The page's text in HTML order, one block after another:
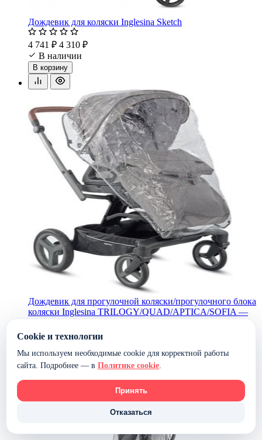
Дождевик для коляски Inglesina Sketch
4 741 ₽ 4 310 ₽
В наличии
В корзину
Дождевик для прогулочной коляски/прогулочного блока
коляски Inglesina TRILOGY/QUAD/APTICA/SOFIA —
В наличии
В корзину
Cookie и технологии
Мы используем необходимые cookie для корректной работы
сайта. Подробнее — в Политике cookie.
Принять
Отказаться